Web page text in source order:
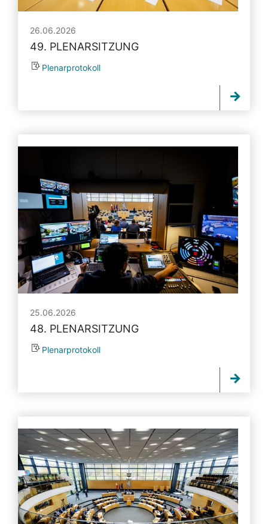
26.06.2026
49. PLENARSITZUNG
Plenarprotokoll
25.06.2026
48. PLENARSITZUNG
Plenarprotokoll